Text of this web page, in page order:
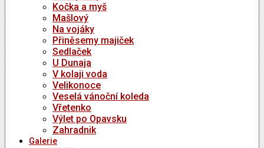
Kočka a myš
Mašlový
Na vojáky
Přiněsemy majiček
Sedlaček
U Dunaja
V kolaji voda
Velikonoce
Veselá vánoční koleda
Vřetenko
Výlet po Opavsku
Zahradnik
Galerie